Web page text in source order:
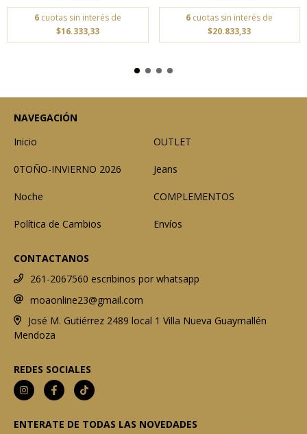
6 cuotas sin interés de
$16.333,33
6 cuotas sin interés de
$20.833,33
NAVEGACIÓN
Inicio
OUTLET
0TOÑO-INVIERNO 2026 Jeans
Noche COMPLEMENTOS
Política de Cambios Envíos
CONTACTANOS
261-2067560 escribinos por whatsapp
moaonline23@gmail.com
José M. Gutiérrez 2489 local 1 Villa Nueva Guaymallén
Mendoza
REDES SOCIALES
ENTERATE DE TODAS LAS NOVEDADES